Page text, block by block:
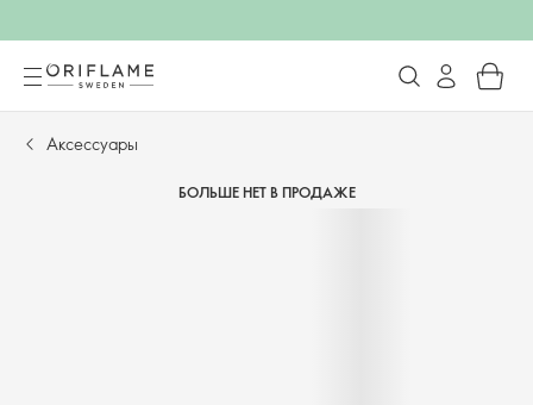
Аксессуары
БОЛЬШЕ НЕТ В ПРОДАЖЕ